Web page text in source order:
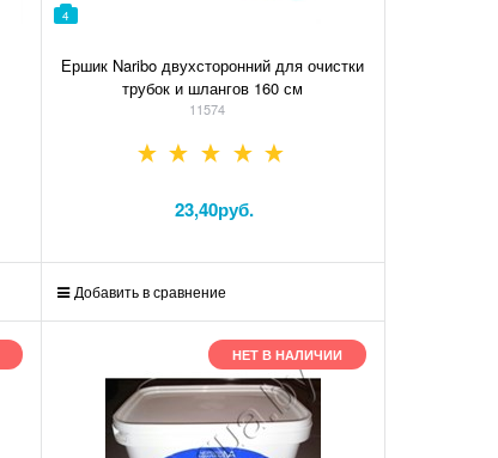
4
Ершик Naribo двухсторонний для очистки
трубок и шлангов 160 см
11574
23,40руб.
Добавить в сравнение
НЕТ В НАЛИЧИИ